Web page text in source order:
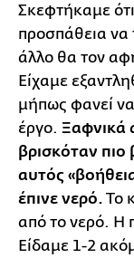
Σκεφτήκαμε
προσπάθεια να
άλλο θα τον
Είχαμε
μήπως φανεί
έργο. Ξαφνικά
βρισκόταν πιο
αυτός
έπινε νερό. Το
από το νερό. Η
Είδαμε 1-2